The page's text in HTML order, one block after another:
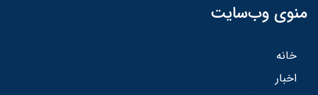
منوی وب‌سایت
خانه
اخبار